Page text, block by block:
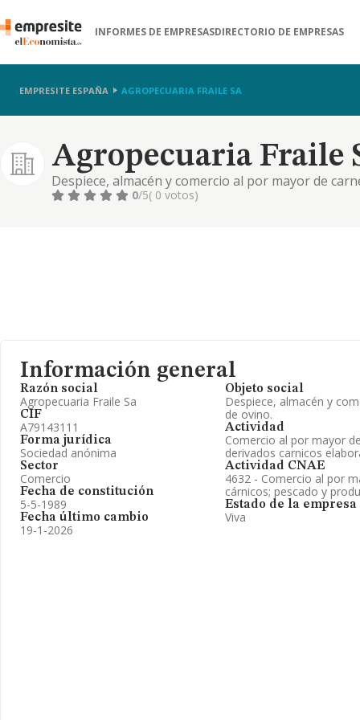
INFORMES DE EMPRESASDIRECTORIO DE EMPRESAS
EMPRESITE ESPAÑA AGROPECUARIA FRAILE SA
Agropecuaria Fraile
Despiece, almacén y comercio al por mayor de
0/5( 0 votos)
Información general
Razón social
Agropecuaria Fraile Sa
CIF
A79143111
Forma jurídica
Sociedad anónima
Sector
Comercio
Fecha de constitución
5-5-1989
Fecha último cambio
19-1-2026
Objeto social
Despiece, almacén y
de ovino.
Actividad
Comercio al por mayor
derivados carnicos
Actividad CNAE
4632 - Comercio al por
cárnicos; pescado y
Estado de la empresa
Viva